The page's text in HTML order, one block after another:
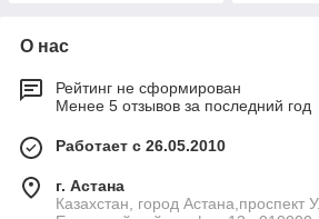
О нас
Рейтинг не сформирован
Менее 5 отзывов за последний год
Работает с 26.05.2010
г. Астана
Казахстан, город Астана,проспект